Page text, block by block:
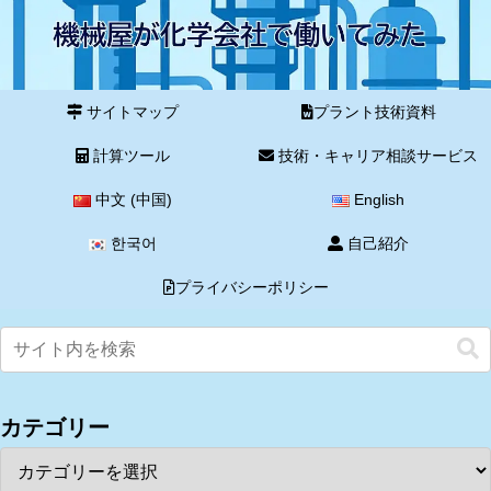
サイトマップ プラント技術資料
計算ツール 技術・キャリア相談サービス
中文 (中国) English
한국어 自己紹介
プライバシーポリシー
カテゴリー